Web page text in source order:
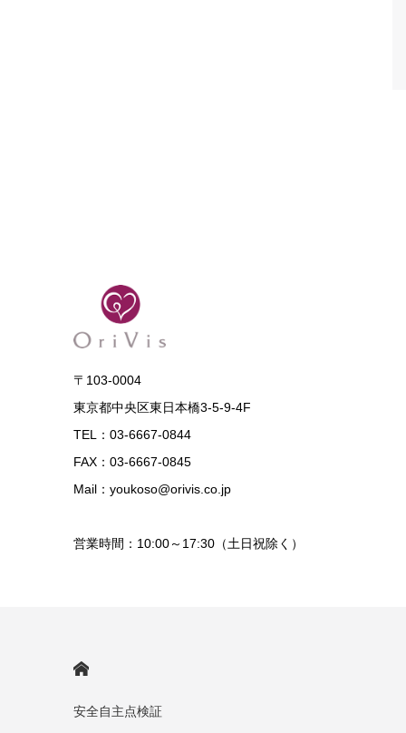
〒103-0004
東京都中央区東日本橋3-5-9-4F
TEL：03-6667-0844
FAX：03-6667-0845
Mail：youkoso@orivis.co.jp
営業時間：10:00～17:30（土日祝除く）
安全自主点検証